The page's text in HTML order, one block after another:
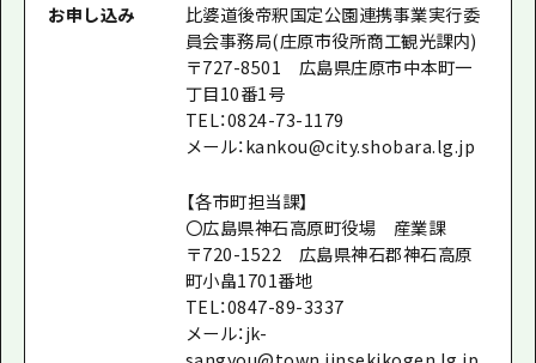
お申し込み
比婆道後帝釈国定公園連携事業実行委
員会事務局(庄原市役所商工観光課内)
〒727-8501 広島県庄原市中本町一
丁目10番1号
TEL：0824-73-1179
メール：kankou@city.shobara.lg.jp
【各市町担当課】
〇広島県神石高原町役場 産業課
〒720-1522 広島県神石郡神石高原
町小畠1701番地
TEL：0847-89-3337
メール：jk-